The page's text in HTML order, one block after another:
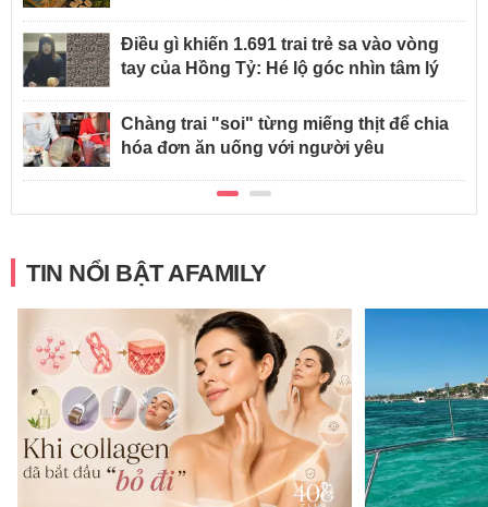
Điều gì khiến 1.691 trai trẻ sa vào vòng
tay của Hồng Tỷ: Hé lộ góc nhìn tâm lý
Chàng trai "soi" từng miếng thịt để chia
hóa đơn ăn uống với người yêu
TIN NỔI BẬT AFAMILY